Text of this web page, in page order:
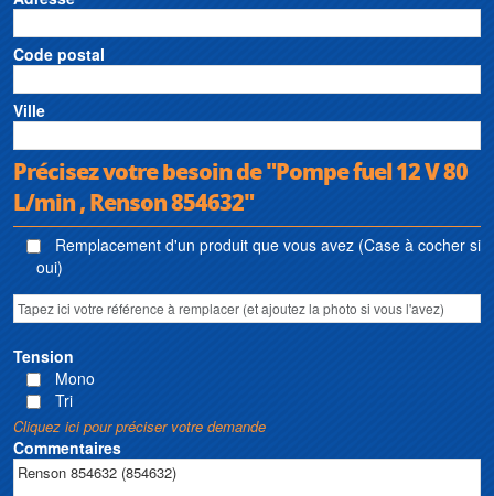
• By-pass : Clapet intégré pour recirculation et protection thermique
• Débit max (m3/h) : 4,8 m3/h
Code postal
Ville
Précisez votre besoin de "Pompe fuel 12 V 80
L/min , Renson 854632"
Remplacement d'un produit que vous avez (Case à cocher si
oui)
Tension
Mono
Tri
Cliquez ici pour préciser votre demande
Commentaires